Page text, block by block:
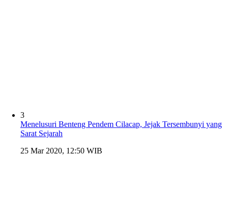
3
Menelusuri Benteng Pendem Cilacap, Jejak Tersembunyi yang
Sarat Sejarah
25 Mar 2020, 12:50 WIB